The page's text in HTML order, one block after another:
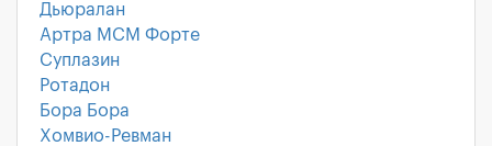
Дьюралан
Артра МСМ Форте
Суплазин
Ротадон
Бора Бора
Хомвио-Ревман